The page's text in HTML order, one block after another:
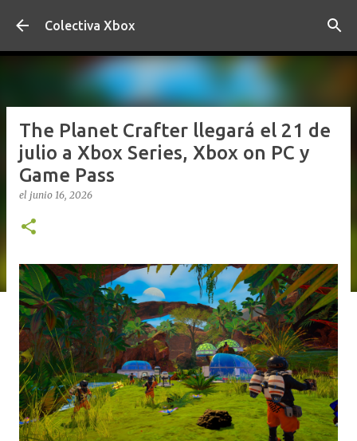
Ir al contenido principal
Colectiva Xbox
The Planet Crafter llegará el 21 de
julio a Xbox Series, Xbox on PC y
Game Pass
el junio 16, 2026